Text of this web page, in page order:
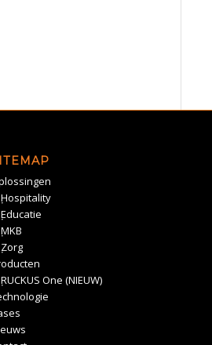
Hospitality
Educatie
MKB
Zorg
RUCKUS One (NIEUW)